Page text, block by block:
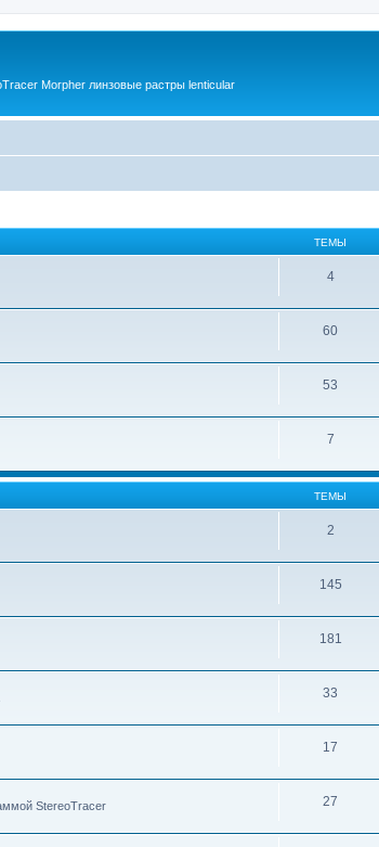
Morpher линзовые растры lenticular
ТЕМЫ
4
60
53
7
ТЕМЫ
2
145
181
33
17
StereoTracer
27